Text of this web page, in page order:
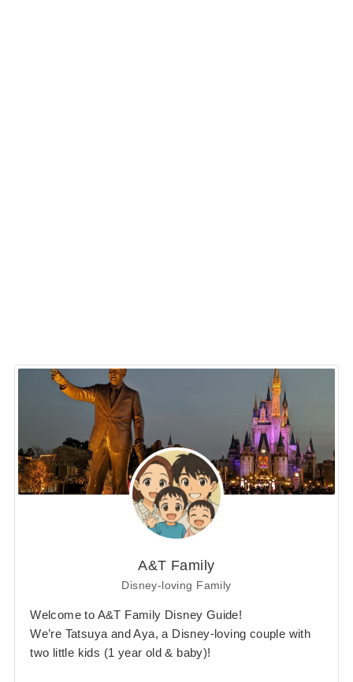
A&T Family
Disney-loving Family
Welcome to A&T Family Disney Guide!
We’re Tatsuya and Aya, a Disney-loving couple with
two little kids (1 year old & baby)!